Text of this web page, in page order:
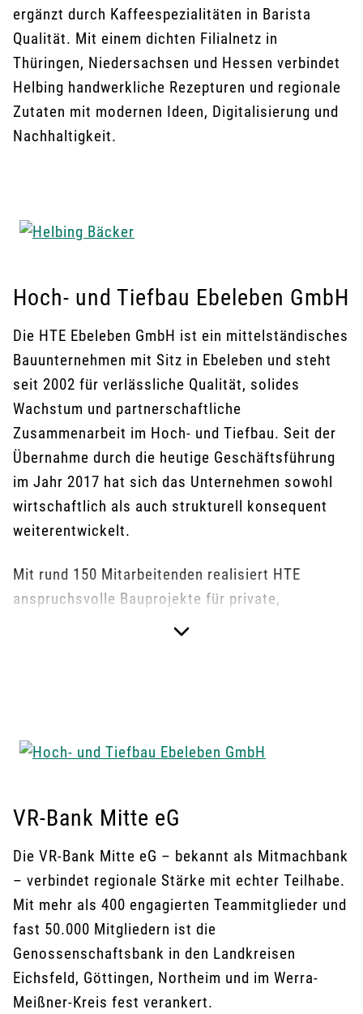
ergänzt durch Kaffeespezialitäten in Barista
Qualität. Mit einem dichten Filialnetz in
Thüringen, Niedersachsen und Hessen verbindet
Helbing handwerkliche Rezepturen und regionale
Zutaten mit modernen Ideen, Digitalisierung und
Nachhaltigkeit.
Hoch- und Tiefbau Ebeleben GmbH
Die HTE Ebeleben GmbH ist ein mittelständisches
Bauunternehmen mit Sitz in Ebeleben und steht
seit 2002 für verlässliche Qualität, solides
Wachstum und partnerschaftliche
Zusammenarbeit im Hoch- und Tiefbau. Seit der
Übernahme durch die heutige Geschäftsführung
im Jahr 2017 hat sich das Unternehmen sowohl
wirtschaftlich als auch strukturell konsequent
weiterentwickelt.
Mit rund 150 Mitarbeitenden realisiert HTE
anspruchsvolle Bauprojekte für private,
gewerbliche und öffentliche Auftraggeber –
hin zum zertifizierten Kanal- und Straßenbau. Alle
Verantwortungsbewusstsein umgesetzt.
Auftraggeber schätzen besonders die
Zuverlässigkeit, den persönlichen Umgang und
die lösungsorientierte Arbeitsweise. HTE denkt
Bauprojekte ganzheitlich – vom Fundament bis
zur Übergabe – und setzt auf nachhaltige,
langlebige Ergebnisse.
VR-Bank Mitte eG
Die VR-Bank Mitte eG – bekannt als Mitmachbank
– verbindet regionale Stärke mit echter Teilhabe.
Mit mehr als 400 engagierten Teammitglieder und
fast 50.000 Mitgliedern ist die
Genossenschaftsbank in den Landkreisen
Eichsfeld, Göttingen, Northeim und im Werra-
Meißner-Kreis fest verankert.